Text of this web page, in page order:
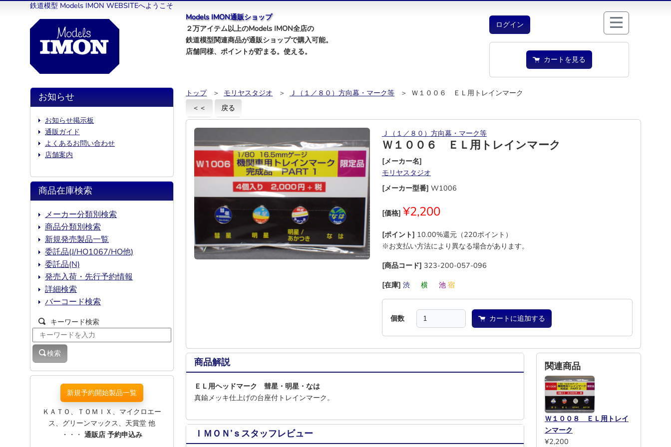
鉄道模型 Models IMON WEBSITEへようこそ
Models IMON通販ショップ
２万アイテム以上のModels IMON全店の
鉄道模型関連商品が通販ショップで購入可能。
店舗同様、ポイントが貯まる。使える。
ログイン
カートを見る
トップ ＞ モリヤスタジオ ＞ Ｊ（１／８０）方向幕・マーク等
＞ Ｗ１００６ ＥＬ用トレインマーク
＜＜
戻る
Ｊ（１／８０）方向幕・マーク等
Ｗ１００６ ＥＬ用トレインマーク
[メーカー名]
モリヤスタジオ
[メーカー型番] W1006
[価格] ¥2,200
[ポイント] 10.00%還元（220ポイント）
※お支払い方法により異なる場合があります。
[商品コード] 323-200-057-096
[在庫] 渋 横 池 宿
個数 カートに追加する
商品解説
ＥＬ用ヘッドマーク 彗星・明星・なは
真鍮メッキ仕上げの台座付トレインマーク。
ＩＭＯＮ’ｓスタッフレビュー
関連商品
Ｗ１００８ ＥＬ用トレイ
ンマーク
¥2,200
お知らせ
お知らせ掲示板
通販ガイド
よくあるお問い合わせ
店舗案内
商品在庫検索
メーカー分類別検索
商品分類別検索
新規発売製品一覧
委託品(J/HO1067/HO他)
委託品(N)
発売入荷・先行予約情報
詳細検索
バーコード検索
キーワード検索
検索
新規予約開始製品一覧
ＫＡＴＯ、ＴＯＭＩＸ、マイクロエー
ス、グリーンマックス、天賞堂 他
・・・ 通販店 予約申込み